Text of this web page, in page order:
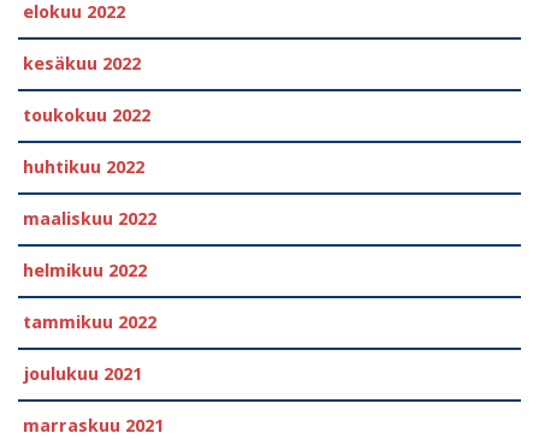
elokuu 2022
kesäkuu 2022
toukokuu 2022
huhtikuu 2022
maaliskuu 2022
helmikuu 2022
tammikuu 2022
joulukuu 2021
marraskuu 2021